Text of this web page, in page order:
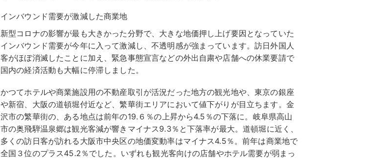
インバウンド需要が激減した商業地
新型コロナの影響が最も大きかった分野で、大きな地価押し上げ要因となっていた
インバウンド需要が今年に入って激減し、不透明感が強まっています。訪日外国人
客がほぼ消滅したことに加え、緊急事態宣言などの外出自粛や店舗への休業要請で
国内の経済活動も大幅に停滞しました。
かつてホテルや商業施設用の不動産取引が活況だった地方の観光地や、東京の銀座
や新宿、大阪の道頓堀付近など、繁華街エリアにおいて値下がりが目立ちます。金
沢市の繁華街の、ある地点は前年の19.６％の上昇から4.5％の下落に。岐阜県高山
市の奥飛騨温泉郷は観光客減が響きマイナス9.3％と下落率が最大。道頓堀に近く、
多くの訪日客が訪れる大阪市中央区の地価変動率はマイナス4.5％。前年は商業地で
全国３位のプラス45.2％でした。いずれも観光客向けの店舗やホテル需要が弱まっ